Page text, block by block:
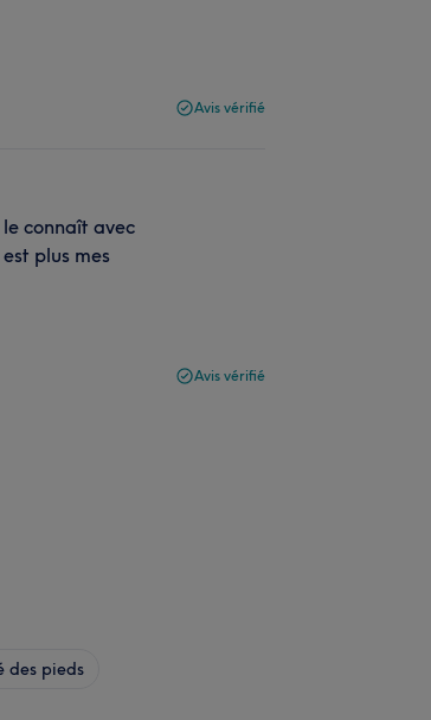
Avis vérifié
connaît avec
plus mes
Avis vérifié
des pieds